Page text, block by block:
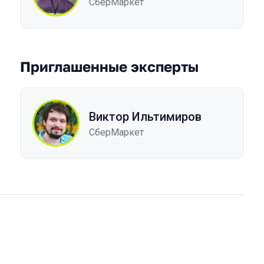
Приглашенные эксперты
Виктор Ильтимиров
СберМаркет